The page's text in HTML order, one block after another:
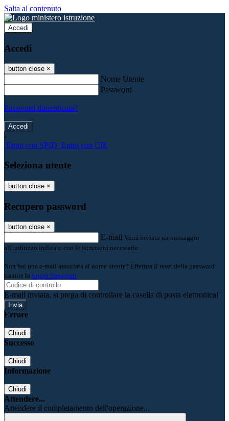
Salta al contenuto
Accedi
Accedi
button close ×
Nome Utente
Password
Password dimenticata?
-
Entra con SPID Entra con CIE
Seleziona utente
button close ×
Recupero password
button close ×
E-mail Verrà inviato un messaggio
all'indirizzo indicato con le istruzioni necessarie.
Non hai una e-mail associata al nome utente? Effettua il reset della password
tramite la Login Spaggiari
E-mail inviata, si prega di controllare la casella di posta elettronica!
Errore
Chiudi
Successo
Chiudi
Informazione
Chiudi
Attendere...
Attendere il completamento dell'operazione...